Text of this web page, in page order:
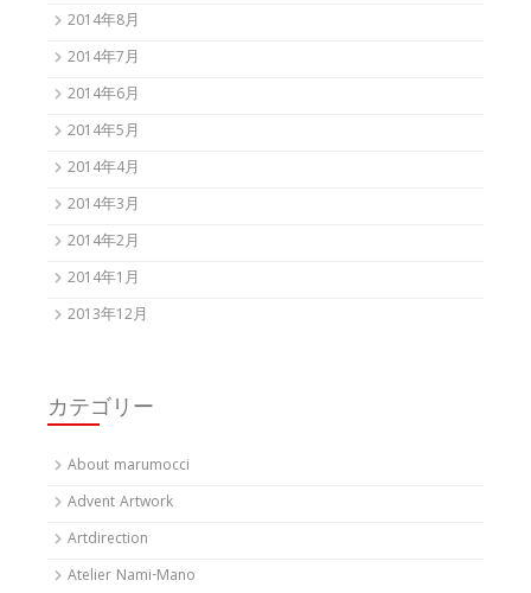
2014年8月
2014年7月
2014年6月
2014年5月
2014年4月
2014年3月
2014年2月
2014年1月
2013年12月
カテゴリー
About marumocci
Advent Artwork
Artdirection
Atelier Nami-Mano